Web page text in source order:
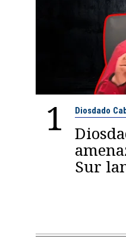
1 Diosdado
Sur